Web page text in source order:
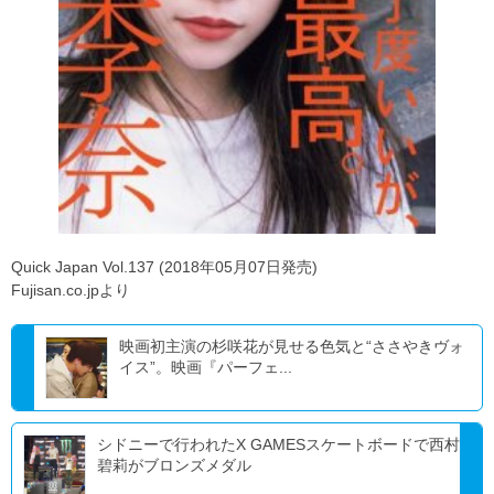
Quick Japan Vol.137 (2018年05月07日発売)
Fujisan.co.jpより
映画初主演の杉咲花が見せる色気と“ささやきヴォ
イス”。映画『パーフェ...
シドニーで行われたX GAMESスケートボードで西村
碧莉がブロンズメダル